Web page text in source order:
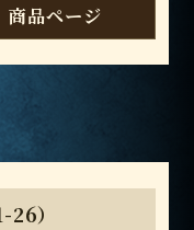
商品ページ
）